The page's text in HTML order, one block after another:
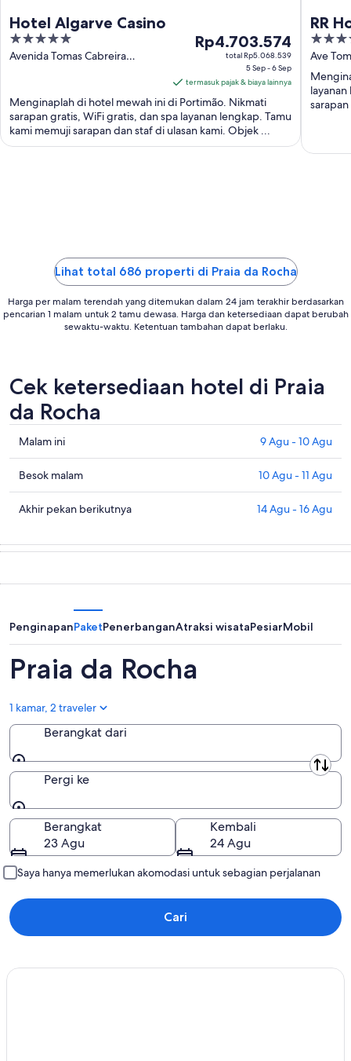
Hotel Algarve Casino
5
out
Avenida Tomas Cabreira
Harga
Rp4.703.574
malam
dari
5
Sep
Rp4.703.574
total Rp5.068.539
5 Sep - 6 Sep
termasuk pajak & biaya lainnya
Menginaplah di hotel mewah ini di Portimão. Nikmati
sarapan gratis, WiFi gratis, dan spa layanan lengkap. Tamu
kami memuji sarapan dan staf di ulasan kami. Objek ...
RR
4
out
of
5
Ave
Lihat total 686 properti di Praia da Rocha
Harga per malam terendah yang ditemukan dalam 24 jam terakhir berdasarkan
pencarian 1 malam untuk 2 tamu dewasa. Harga dan ketersediaan dapat berubah
sewaktu-waktu. Ketentuan tambahan dapat berlaku.
Cek ketersediaan hotel di Praia
da Rocha
Cek
harga
di
Praia
da
untuk
malam
9
-
Agu
Malam ini 9 Agu - 10 Agu
Cek
harga
di
da
Rocha
10
Agu
-
11
Besok malam 10 Agu - 11 Agu
Cek
di
akhir
pekan
berikutnya,
14
-
16
Akhir pekan berikutnya 14 Agu - 16 Agu
PenginapanPaketPenerbanganAtraksi wisataPesiarMobil
Praia da Rocha
1 kamar, 2 traveler
Berangkat dari
Berangkat dari
Pergi ke
Pergi ke
Berangkat
23 Agu
Kembali
24 Agu
Saya hanya memerlukan akomodasi untuk sebagian perjalanan
Cari